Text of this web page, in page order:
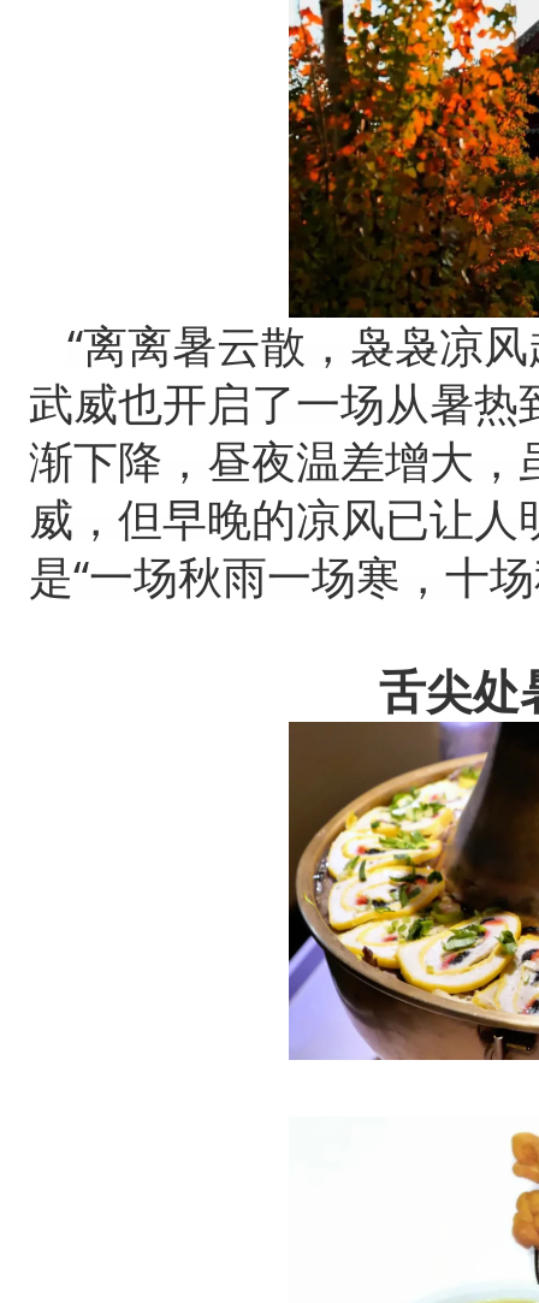
“离离暑云散，袅袅凉风
武威也开启了一场从暑
渐下降，昼夜温差增大
威，但早晚的凉风已让
是“一场秋雨一场寒，十
舌尖处